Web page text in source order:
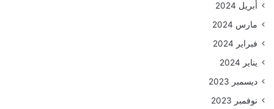
أبريل 2024
مارس 2024
فبراير 2024
يناير 2024
ديسمبر 2023
نوفمبر 2023